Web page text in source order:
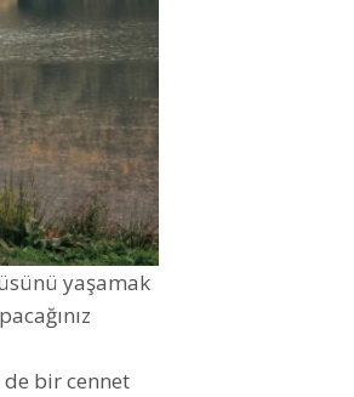
yaşamak
bir cennet